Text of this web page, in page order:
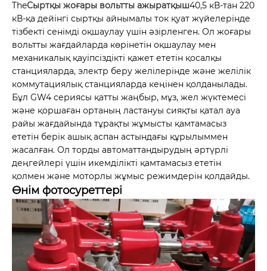
TheСыртқы жоғары вольтты ажыратқыш40,5 кВ-тан 220
кВ-қа дейінгі сыртқы айнымалы ток қуат жүйелерінде
тізбекті сенімді оқшаулау үшін әзірленген. Ол жоғары
вольтты жағдайларда көрінетін оқшаулау мен
механикалық қауіпсіздікті қажет ететін қосалқы
станцияларда, электр беру желілерінде және желілік
коммутациялық станцияларда кеңінен қолданылады.
Бұл GW4 сериясы қатты жаңбыр, мұз, жел жүктемесі
және қоршаған ортаның ластануы сияқты қатал ауа
райы жағдайында тұрақты жұмысты қамтамасыз
ететін берік ашық аспан астындағы құрылыммен
жасалған. Ол торды автоматтандырудың әртүрлі
деңгейлері үшін икемділікті қамтамасыз ететін
қолмен және моторлы жұмыс режимдерін қолдайды.
Өнім фотосуреттері